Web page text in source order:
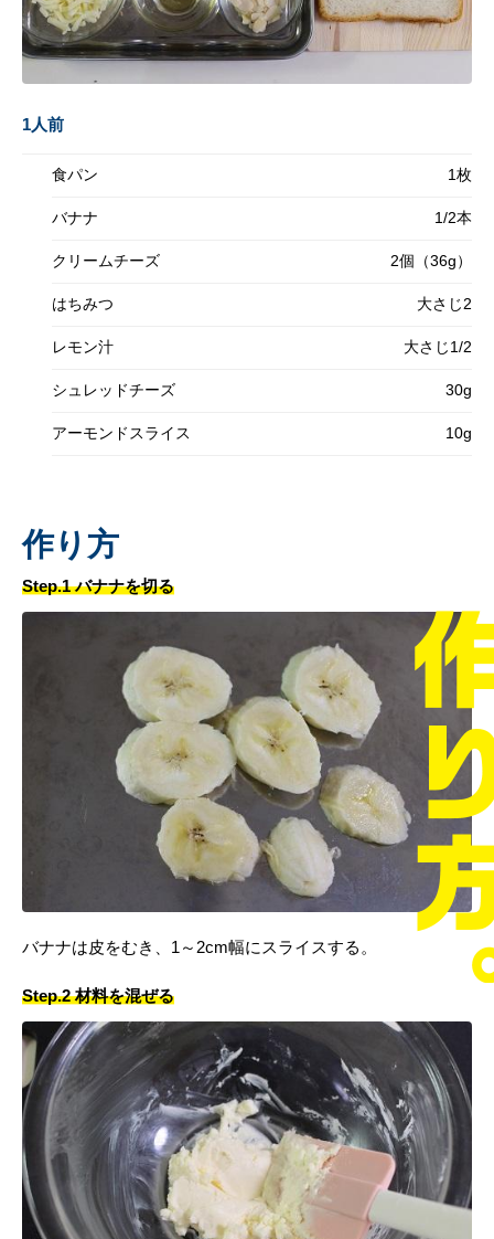
1人前
食パン 1枚
バナナ 1/2本
クリームチーズ 2個（36g）
はちみつ 大さじ2
レモン汁 大さじ1/2
シュレッドチーズ 30g
アーモンドスライス 10g
作り方
Step.1 バナナを切る
バナナは皮をむき、1～2cm幅にスライスする。
Step.2 材料を混ぜる